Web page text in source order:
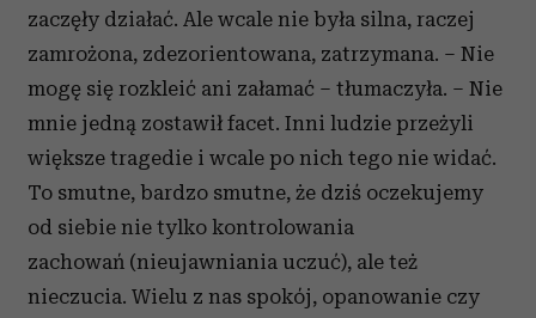
zaczęły działać. Ale wcale nie była silna, raczej
zamrożona, zdezorientowana, zatrzymana. – Nie
mogę się rozkleić ani załamać – tłumaczyła. – Nie
mnie jedną zostawił facet. Inni ludzie przeżyli
większe tragedie i wcale po nich tego nie widać.
To smutne, bardzo smutne, że dziś oczekujemy
od siebie nie tylko kontrolowania
zachowań (nieujawniania uczuć), ale też
nieczucia. Wielu z nas spokój, opanowanie czy